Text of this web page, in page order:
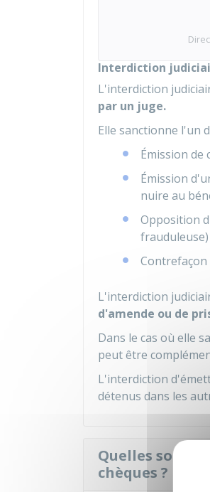
Interdiction
L'interdiction
par un juge.
Elle sanctionne l'un
Émission de
Émission
nuire au
Opposition
Contrefaçon
L'interdiction
d'amende ou de
Dans le cas où elle
peut être
L'interdiction
détenus dans les
Quelles sont
chèques ?